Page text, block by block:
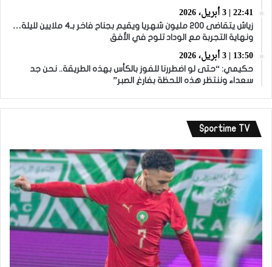
22:41 | 3 أبريل، 2026
زياش يتقاضى 200 مليون شهريا ويقيم بجناح فاخر بـ4 ملايين لليلة…
ونهاية التجربة مع الوداد تلوح في الأفق
13:50 | 3 أبريل، 2026
حكيمي: “حتى لو اضطررنا للفوز بالكأس بهذه الطريقة.. نحن جد
سعداء وننتظر هذه اللحظة بفارغ الصبر”
Sportime TV